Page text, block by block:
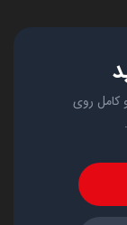
کامل روی